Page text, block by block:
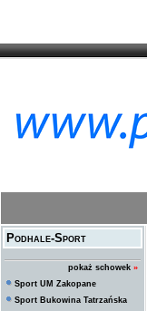
Podhale-Sport
pokaż schowek »
Sport UM Zakopane
Sport Bukowina Tatrzańska